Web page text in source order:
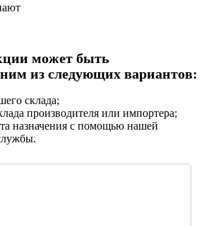
может быть
из следующих вариантов:
склада;
производителя или импортера;
назначения с помощью нашей